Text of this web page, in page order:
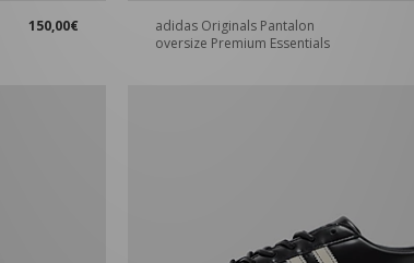
150,00€
adidas Originals Pantalon
oversize Premium Essentials